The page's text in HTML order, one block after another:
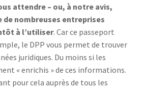
attendre – ou, à notre avis,
de nombreuses entreprises
à l’utiliser. Car ce passeport
le DPP vous permet de trouver
juridiques. Du moins si les
« enrichis » de ces informations.
pour cela auprès de tous les